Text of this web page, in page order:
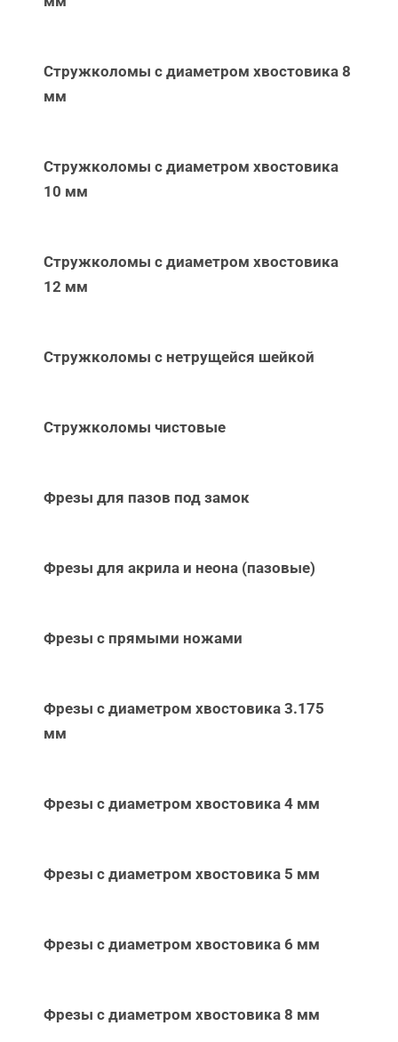
Стружколомы с диаметром хвостовика 8
мм
Стружколомы с диаметром хвостовика
10 мм
Стружколомы с диаметром хвостовика
12 мм
Стружколомы с нетрущейся шейкой
Стружколомы чистовые
Фрезы для пазов под замок
Фрезы для акрила и неона (пазовые)
Фрезы с прямыми ножами
Фрезы с диаметром хвостовика 3.175
мм
Фрезы с диаметром хвостовика 4 мм
Фрезы с диаметром хвостовика 5 мм
Фрезы с диаметром хвостовика 6 мм
Фрезы с диаметром хвостовика 8 мм